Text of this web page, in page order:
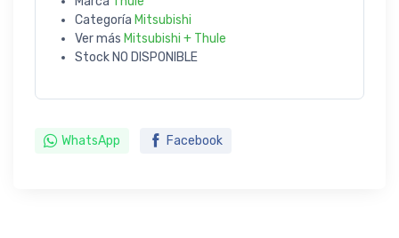
Categoría Mitsubishi
Ver más Mitsubishi + Thule
Stock NO DISPONIBLE
WhatsApp Facebook